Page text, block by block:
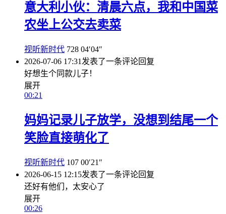
意大利小伙：清晨六点，我和中国菜
农坐上公交去卖菜
视听新时代 728 04′04″
2026-07-06 17:31 发表了一条评论回复
好想生个同款儿子！
展开
00:21
妈妈记录儿子放学，没想到结尾一个
笑脸直接萌化了
视听新时代 107 00′21″
2026-06-15 12:15发表了一条评论回复
还好有他们，太安心了
展开
00:26